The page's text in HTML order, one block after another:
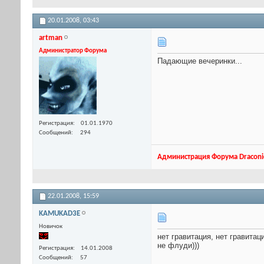
20.01.2008, 03:43
artman
Администратор Форума
Регистрация
01.01.1970
Сообщений
294
Падающие вечеринки...
Администрация Форума
22.01.2008, 15:59
KAMUKAD3E
Новичок
Регистрация
14.01.2008
Сообщений
57
нет гравитация, нет
не флуди)))